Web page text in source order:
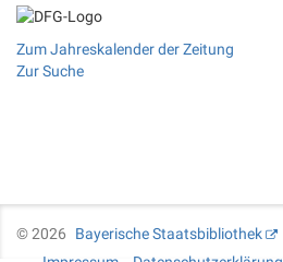
Zum Jahreskalender der Zeitung
Zur Suche
©2026
Bayerische Staatsbibliothek